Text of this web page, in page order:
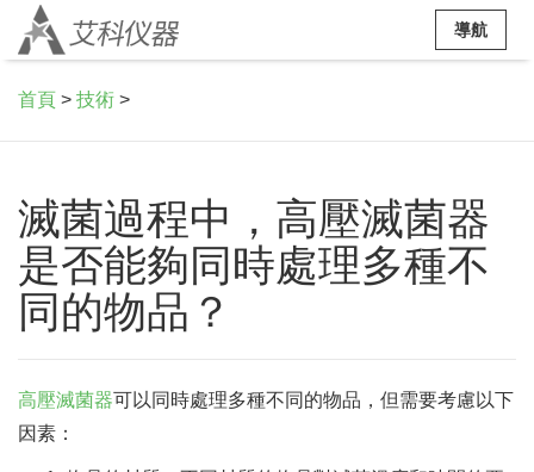
導航
首頁 > 技術 >
滅菌過程中，高壓滅菌器
是否能夠同時處理多種不
同的物品？
高壓滅菌器可以同時處理多種不同的物品，但需要考慮以下
因素：